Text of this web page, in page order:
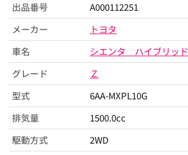
出品番号
A000112251
メーカー
トヨタ
車名
シエンタ ハイブリッド
グレード
Ｚ
型式
6AA-MXPL10G
排気量
1500.0cc
駆動方式
2WD